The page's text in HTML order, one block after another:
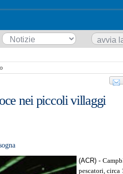
nei piccoli villaggi
(ACR) -
pescatori, circa